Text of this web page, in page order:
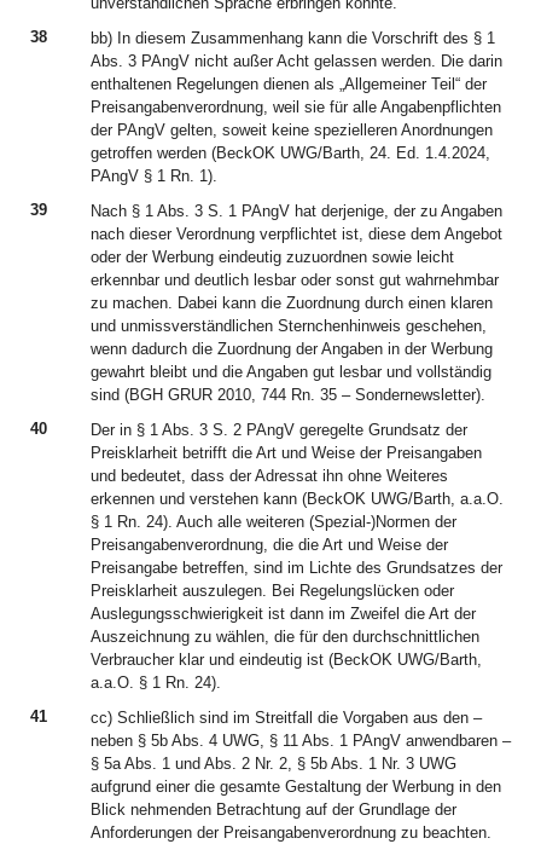
38
bb) In diesem Zusammenhang kann die Vorschrift des § 1
Abs. 3 PAngV nicht außer Acht gelassen werden. Die darin
enthaltenen Regelungen dienen als „Allgemeiner Teil“ der
Preisangabenverordnung, weil sie für alle Angabenpflichten
der PAngV gelten, soweit keine spezielleren Anordnungen
getroffen werden (BeckOK UWG/Barth, 24. Ed. 1.4.2024,
PAngV § 1 Rn. 1).
39
Nach § 1 Abs. 3 S. 1 PAngV hat derjenige, der zu Angaben
nach dieser Verordnung verpflichtet ist, diese dem Angebot
oder der Werbung eindeutig zuzuordnen sowie leicht
erkennbar und deutlich lesbar oder sonst gut wahrnehmbar
zu machen. Dabei kann die Zuordnung durch einen klaren
und unmissverständlichen Sternchenhinweis geschehen,
wenn dadurch die Zuordnung der Angaben in der Werbung
gewahrt bleibt und die Angaben gut lesbar und vollständig
sind (BGH GRUR 2010, 744 Rn. 35 – Sondernewsletter).
40
Der in § 1 Abs. 3 S. 2 PAngV geregelte Grundsatz der
Preisklarheit betrifft die Art und Weise der Preisangaben
und bedeutet, dass der Adressat ihn ohne Weiteres
erkennen und verstehen kann (BeckOK UWG/Barth, a.a.O.
§ 1 Rn. 24). Auch alle weiteren (Spezial-)Normen der
Preisangabenverordnung, die die Art und Weise der
Preisangabe betreffen, sind im Lichte des Grundsatzes der
Preisklarheit auszulegen. Bei Regelungslücken oder
Auslegungsschwierigkeit ist dann im Zweifel die Art der
Auszeichnung zu wählen, die für den durchschnittlichen
Verbraucher klar und eindeutig ist (BeckOK UWG/Barth,
a.a.O. § 1 Rn. 24).
41
cc) Schließlich sind im Streitfall die Vorgaben aus den –
neben § 5b Abs. 4 UWG, § 11 Abs. 1 PAngV anwendbaren –
§ 5a Abs. 1 und Abs. 2 Nr. 2, § 5b Abs. 1 Nr. 3 UWG
aufgrund einer die gesamte Gestaltung der Werbung in den
Blick nehmenden Betrachtung auf der Grundlage der
Anforderungen der Preisangabenverordnung zu beachten.